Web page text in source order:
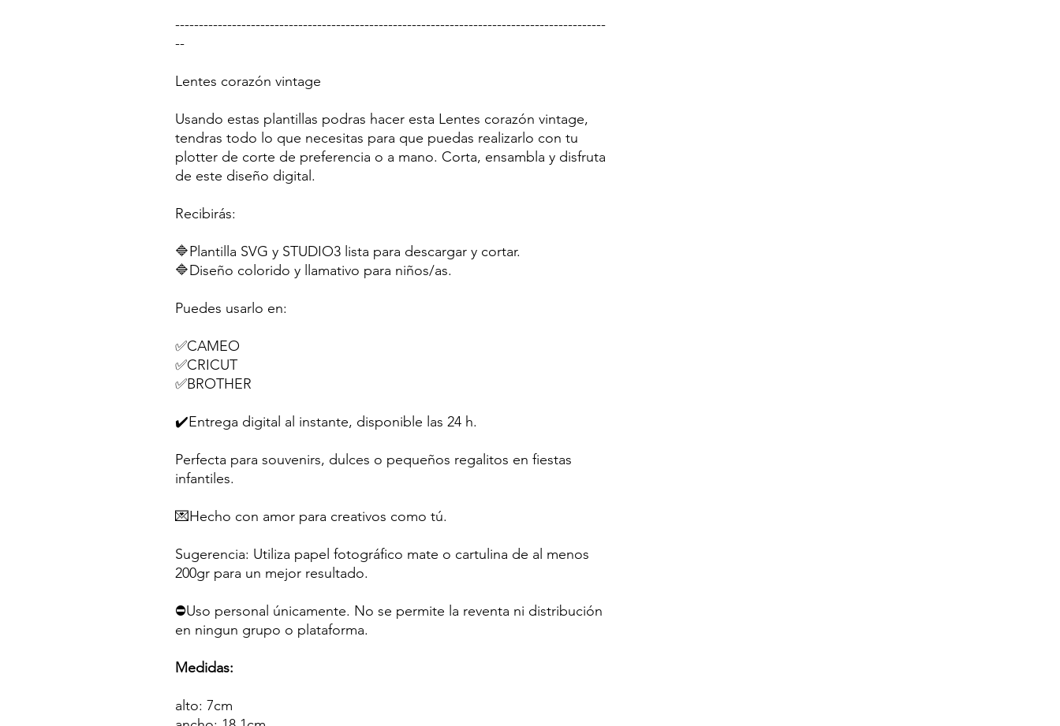
-------------------------------------------------------------------------------------------
--
Lentes corazón vintage
Usando estas plantillas podras hacer esta Lentes corazón vintage,
tendras todo lo que necesitas para que puedas realizarlo con tu
plotter de corte de preferencia o a mano. Corta, ensambla y disfruta
de este diseño digital.
Recibirás:
🔷Plantilla SVG y STUDIO3 lista para descargar y cortar.
🔷Diseño colorido y llamativo para niños/as.
Puedes usarlo en:
✅CAMEO
✅CRICUT
✅BROTHER
✔️Entrega digital al instante, disponible las 24 h.
Perfecta para souvenirs, dulces o pequeños regalitos en fiestas
infantiles.
💌Hecho con amor para creativos como tú.
Sugerencia: Utiliza papel fotográfico mate o cartulina de al menos
200gr para un mejor resultado.
⛔Uso personal únicamente. No se permite la reventa ni distribución
en ningun grupo o plataforma.
Medidas:
alto: 7cm